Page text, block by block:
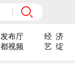
发布厅 经 济
都视频 艺 绽